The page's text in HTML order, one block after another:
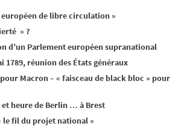
européen de libre circulation »
» ?
d’un Parlement européen supranational
1789, réunion des États généraux
Macron – « faisceau de black bloc » pour
heure de Berlin … à Brest
le fil du projet national »